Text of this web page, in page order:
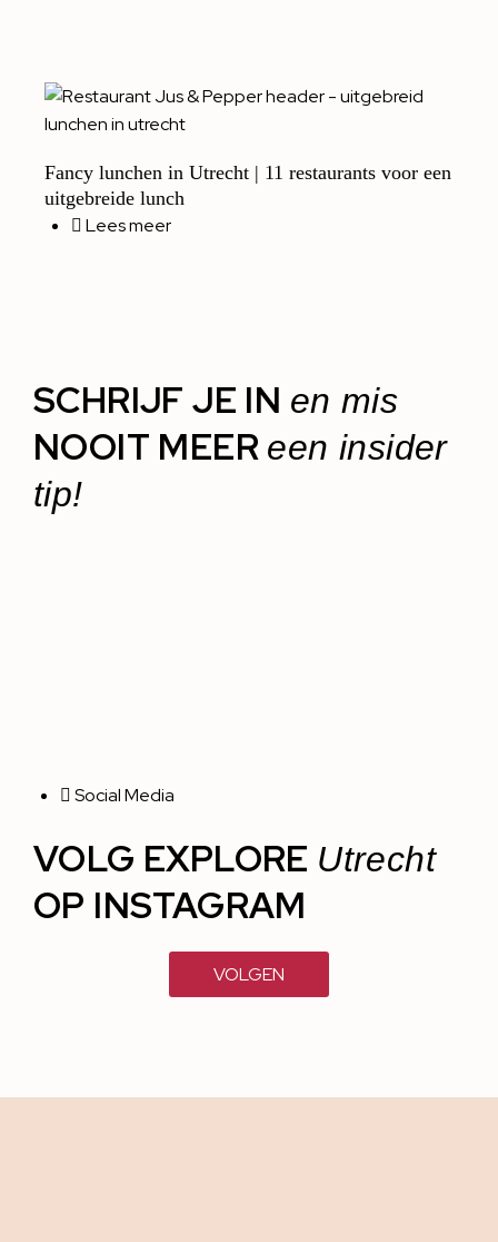
Fancy lunchen in Utrecht | 11 restaurants voor een
uitgebreide lunch
Lees meer
SCHRIJF JE IN en mis
NOOIT MEER een insider
tip!
Social Media
VOLG EXPLORE Utrecht
OP INSTAGRAM
VOLGEN